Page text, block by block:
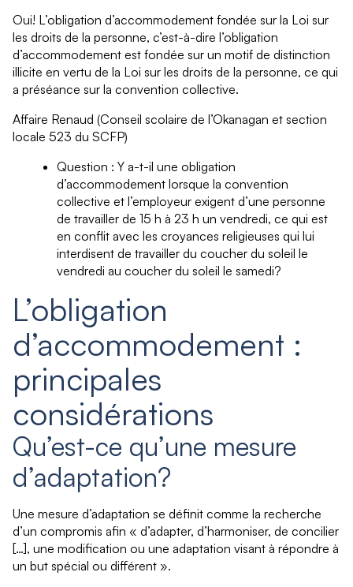
Oui! L’obligation d’accommodement fondée sur la Loi sur
les droits de la personne, c’est-à-dire l’obligation
d’accommodement est fondée sur un motif de distinction
illicite en vertu de la Loi sur les droits de la personne, ce qui
a préséance sur la convention collective.
Affaire Renaud (Conseil scolaire de l’Okanagan et section
locale 523 du SCFP)
Question : Y a-t-il une obligation
d’accommodement lorsque la convention
collective et l’employeur exigent d’une personne
de travailler de 15 h à 23 h un vendredi, ce qui est
en conflit avec les croyances religieuses qui lui
interdisent de travailler du coucher du soleil le
vendredi au coucher du soleil le samedi?
L’obligation
d’accommodement :
principales
considérations
Qu’est-ce qu’une mesure
d’adaptation?
Une mesure d’adaptation se définit comme la recherche
d’un compromis afin « d’adapter, d’harmoniser, de concilier
[…], une modification ou une adaptation visant à répondre à
un but spécial ou différent ».